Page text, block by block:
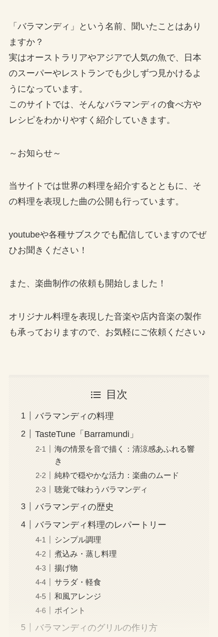
「バラマンディ」という名前、聞いたことはあり
ますか？
実はオーストラリアやアジアで人気の魚で、日本
のスーパーやレストランでも少しずつ見かけるよ
うになっています。
このサイトでは、そんなバラマンディの食べ方や
レシピをわかりやすく紹介していきます。
～お知らせ～
当サイトでは世界の料理を紹介するとともに、そ
の料理を表現した曲の公開も行っています。
youtubeや各種サブスクでも配信していますのでぜ
ひお聞きください！
また、楽曲制作の依頼も開始しました！
オリジナル料理を表現した音楽や店内音楽の製作
も承っておりますので、お気軽にご依頼ください♪
目次
バラマンディの料理
TasteTune「Barramundi」
海の情景を音で描く：清涼感あふれる響
き
純粋で穏やかな活力：楽曲のムード
聴覚で味わうバラマンディ
バラマンディの歴史
バラマンディ料理のレパートリー
シンプル調理
煮込み・蒸し料理
揚げ物
サラダ・軽食
和風アレンジ
ポイント
バラマンディのグリルの作り方